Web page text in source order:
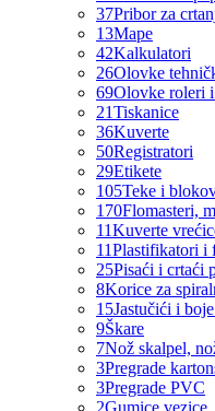
37Pribor za
13Mape
42Kalkulatori
26Olovke
69Olovke roleri
21Tiskanice
36Kuverte
50Registratori
29Etikete
105Teke i
170Flomasteri,
11Kuverte
11Plastifikatori i
25Pisaći i crtaći
8Korice za
15Jastučići i
9Škare
7Nož skalpel,
3Pregrade
3Pregrade PVC
2Gumice vezice